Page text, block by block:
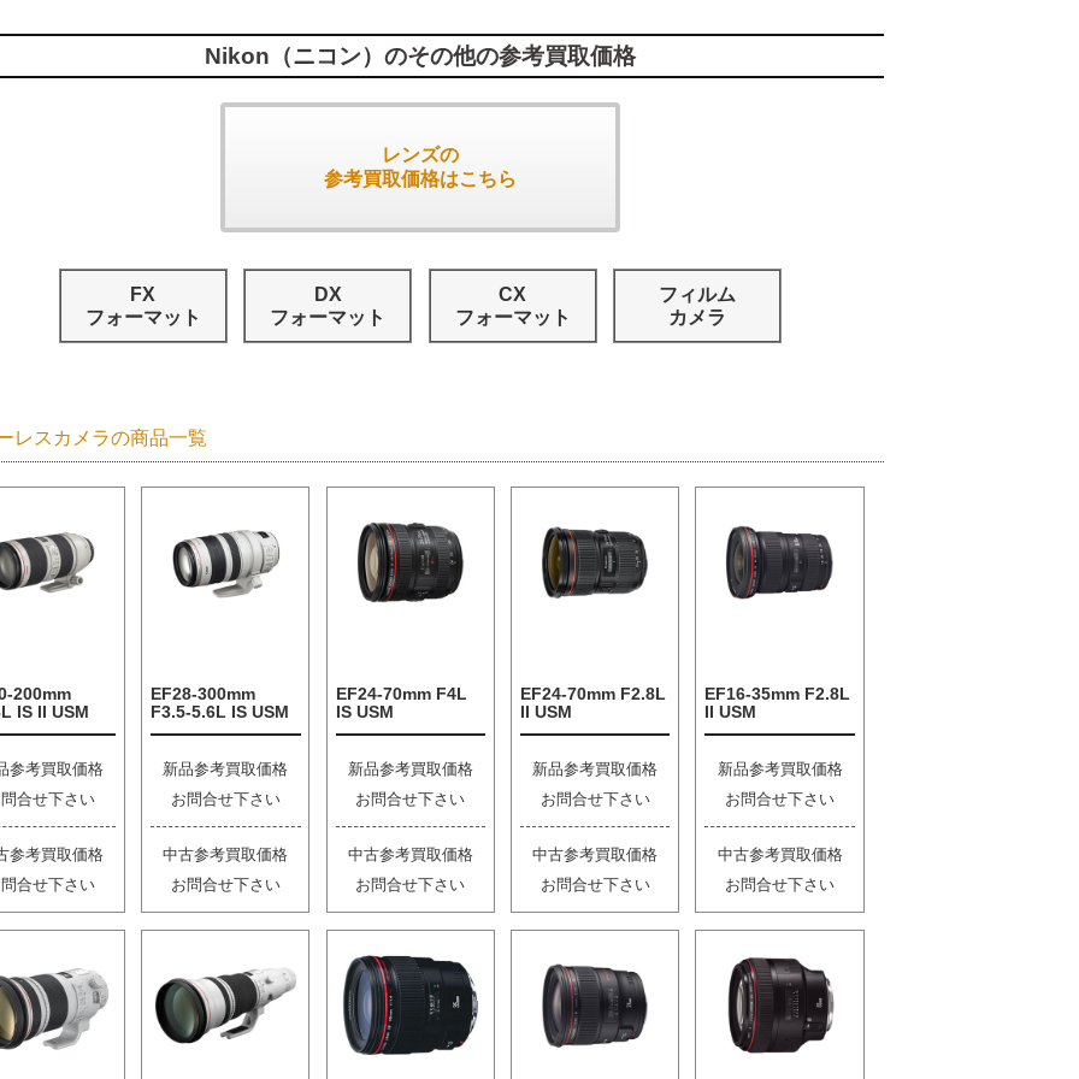
Nikon（ニコン）のその他の参考買取価格
レンズの
参考買取価格はこちら
FX
フォーマット
DX
フォーマット
CX
フォーマット
フィルム
カメラ
レスカメラの商品一覧
200mm
IS II USM
参考買取価格
合せ下さい
参考買取価格
合せ下さい
EF28-300mm
F3.5-5.6L IS USM
新品参考買取価格
お問合せ下さい
中古参考買取価格
お問合せ下さい
EF24-70mm F4L
IS USM
新品参考買取価格
お問合せ下さい
中古参考買取価格
お問合せ下さい
EF24-70mm F2.8L
II USM
新品参考買取価格
お問合せ下さい
中古参考買取価格
お問合せ下さい
EF16-35mm F2.8L
II USM
新品参考買取価格
お問合せ下さい
中古参考買取価格
お問合せ下さい